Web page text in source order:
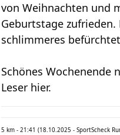
von Weihnachten und
Geburtstage zufrieden.
schlimmeres
Schönes Wochenende
Leser hier.
5 km - 21:41 (18.10.2025 - SportScheck